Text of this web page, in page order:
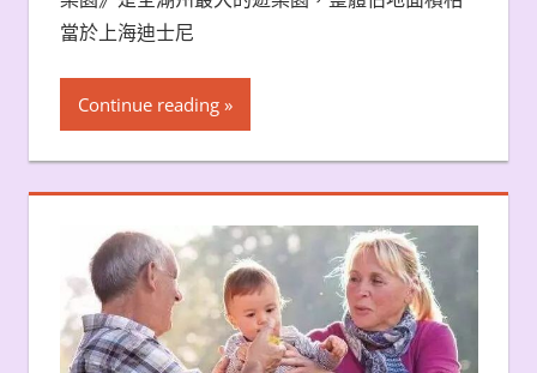
當於上海迪士尼
Continue reading